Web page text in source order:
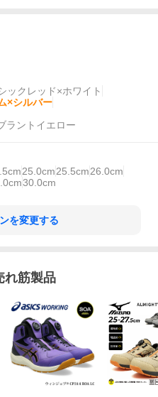
ックレッド×ホワイト
×シルバー
ラントイエロー
25.0cm25.5cm26.0cm
30.0cm
を変更する
れ筋製品